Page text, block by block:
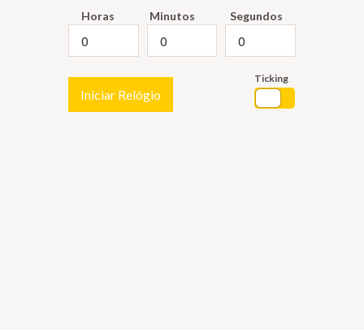
Horas Minutos Segundos
Iniciar Relógio
Ticking